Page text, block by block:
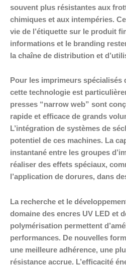
souvent plus résistantes aux
chimiques et aux intempéries.
vie de l’étiquette sur le produit
informations et le branding
la chaîne de distribution et
Pour les imprimeurs spécialisés
cette technologie est
presses “narrow web” sont
rapide et efficace de grands
L’intégration de systèmes de
potentiel de ces machines. La
instantané entre les groupes
réaliser des effets spéciaux,
l’application de dorures, dans
La recherche et le
domaine des encres UV LED et
polymérisation permettent
performances. De nouvelles
une meilleure adhérence, une
résistance accrue. L’efficacité